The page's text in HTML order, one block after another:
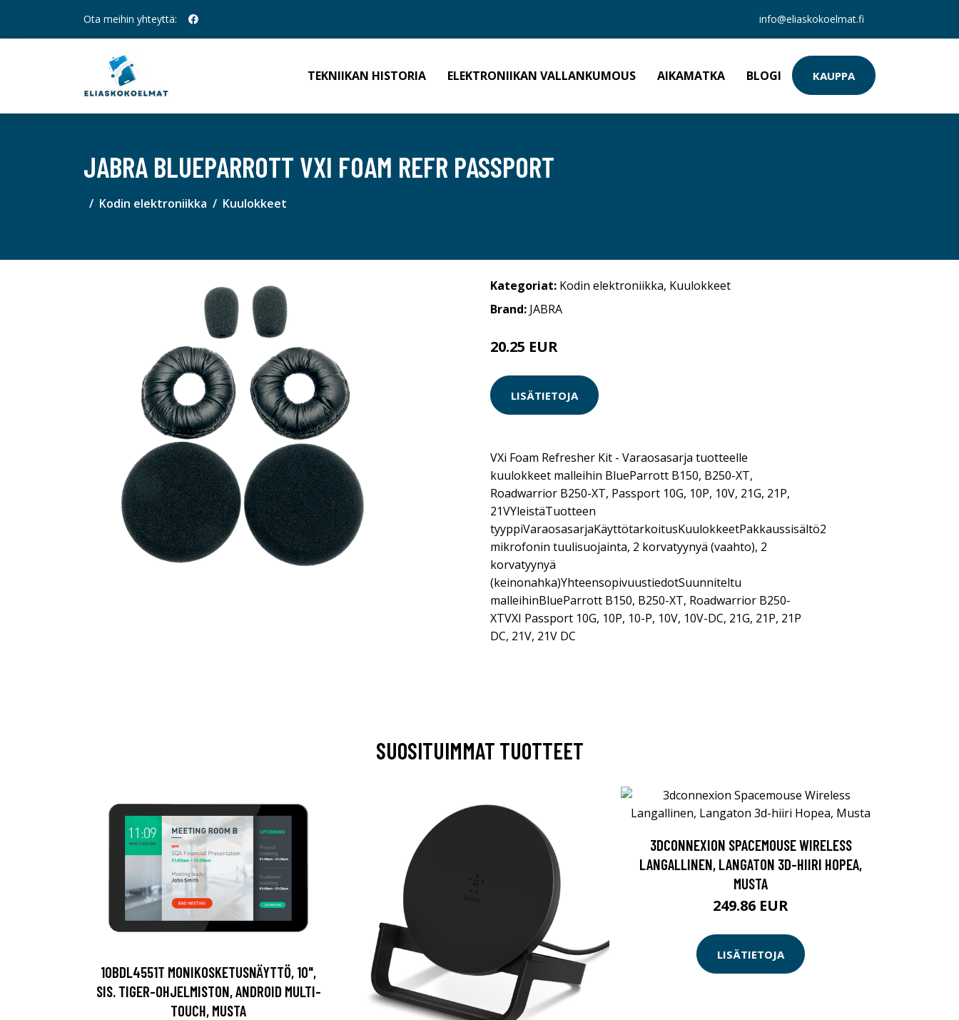
Ota meihin yhteyttä: info@eliaskokoelmat.fi
TEKNIIKAN HISTORIA ELEKTRONIIKAN VALLANKUMOUS AIKAMATKA BLOGI KAUPPA
JABRA BLUEPARROTT VXI FOAM REFR PASSPORT
Kodin elektroniikka Kuulokkeet
Kategoriat: Kodin elektroniikka, Kuulokkeet
Brand: JABRA
20.25 EUR
LISÄTIETOJA
VXi Foam Refresher Kit - Varaosasarja tuotteelle
kuulokkeet malleihin BlueParrott B150, B250-XT,
Roadwarrior B250-XT, Passport 10G, 10P, 10V, 21G, 21P,
21VYleistäTuotteen
tyyppiVaraosasarjaKäyttötarkoitusKuulokkeetPakkaussisältö2
mikrofonin tuulisuojainta, 2 korvatyynyä (vaahto), 2
korvatyynyä
(keinonahka)YhteensopivuustiedotSuunniteltu
malleihinBlueParrott B150, B250-XT, Roadwarrior B250-
XTVXI Passport 10G, 10P, 10-P, 10V, 10V-DC, 21G, 21P, 21P
DC, 21V, 21V DC
SUOSITUIMMAT TUOTTEET
10BDL4551T MONIKOSKETUSNÄYTTÖ, 10",
SIS. TIGER-OHJELMISTON, ANDROID MULTI-
TOUCH, MUSTA
3DCONNEXION SPACEMOUSE WIRELESS
LANGALLINEN, LANGATON 3D-HIIRI HOPEA,
MUSTA
249.86 EUR
LISÄTIETOJA